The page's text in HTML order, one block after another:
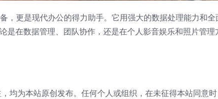
，更是现代办公的得力助手。它用强大的数据处理能力和全
是在数据管理、团队协作，还是在个人影音娱乐和照片管理
均为本站原创发布。任何个人或组织，在未征得本站同意时